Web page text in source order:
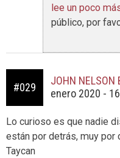
lee un poco
público, por
#029
JOHN NELSON
enero 2020 -
Lo curioso es que nadie
están por detrás, muy por
Taycan